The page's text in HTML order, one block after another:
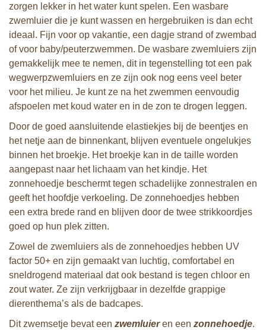
zorgen lekker in het water kunt spelen. Een wasbare
zwemluier die je kunt wassen en hergebruiken is dan echt
ideaal. Fijn voor op vakantie, een dagje strand of zwembad
of voor baby/peuterzwemmen. De wasbare zwemluiers zijn
gemakkelijk mee te nemen, dit in tegenstelling tot een pak
wegwerpzwemluiers en ze zijn ook nog eens veel beter
voor het milieu. Je kunt ze na het zwemmen eenvoudig
afspoelen met koud water en in de zon te drogen leggen.
Door de goed aansluitende elastiekjes bij de beentjes en
het netje aan de binnenkant, blijven eventuele ongelukjes
binnen het broekje. Het broekje kan in de taille worden
aangepast naar het lichaam van het kindje. Het
zonnehoedje beschermt tegen schadelijke zonnestralen en
geeft het hoofdje verkoeling. De zonnehoedjes hebben
een extra brede rand en blijven door de twee strikkoordjes
goed op hun plek zitten.
Zowel de zwemluiers als de zonnehoedjes hebben UV
factor 50+ en zijn gemaakt van luchtig, comfortabel en
sneldrogend materiaal dat ook bestand is tegen chloor en
zout water. Ze zijn verkrijgbaar in dezelfde grappige
dierenthema’s als de badcapes.
Dit zwemsetje bevat een zwemluieren een zonnehoedje.